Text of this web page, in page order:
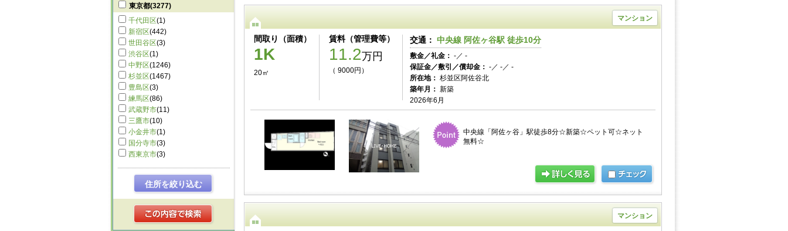
東京都(3277)
千代田区(1)
新宿区(442)
世田谷区(3)
渋谷区(1)
中野区(1246)
杉並区(1467)
豊島区(3)
練馬区(86)
武蔵野市(11)
三鷹市(10)
小金井市(1)
国分寺市(3)
西東京市(3)
住所を絞り込む
マンション
間取り（面積）
1K
20㎡
賃料（管理費等）
11.2万円
（ 9000円）
交通： 中央線 阿佐ヶ谷駅 徒歩10分
敷金／礼金： -／ -
保証金／敷引／償却金： -／ -／ -
所在地： 杉並区阿佐谷北
築年月： 新築
2026年6月
中央線「阿佐ヶ谷」駅徒歩8分☆新築☆ペット可☆ネット
無料☆
マンション